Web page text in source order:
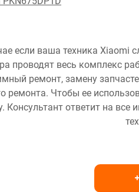
если ваша техника Xiaomi
проводят весь комплекс
ремонт, замену
ремонта. Чтобы ее
Консультант ответит на